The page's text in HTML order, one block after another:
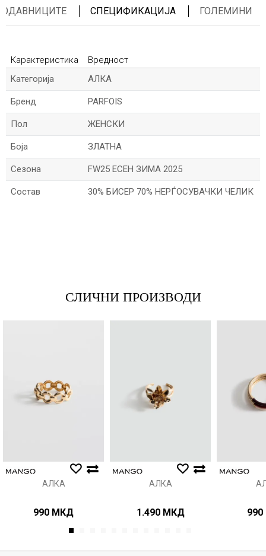
СПЕЦИФИКАЦИЈА ГОЛЕМИНИ
Карактеристика
Вредност
Kатегорија
АЛКА
Бренд PARFOIS
Пол ЖЕНСКИ
Боја ЗЛАТНА
Сезона FW25 ЕСЕН ЗИМА 2025
Состав 30% БИСЕР 70% НЕРЃОСУВАЧКИ ЧЕЛИК
СЛИЧНИ ПРОИЗВОДИ
АЛКА
990 МКД
АЛКА
1.490 МКД 990
1